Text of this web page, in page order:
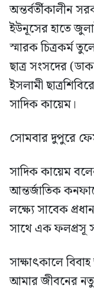
অন্তর্বর্তীকালীন
ইউনূসের হাতে
স্মারক চিত্রকর্ম
ছাত্র সংসদের
ইসলামী
সাদিক কায়েম।
সোমবার দুপুরে
সাদিক কায়েম
আন্তর্জাতিক
লক্ষ্যে সাবেক
সাথে এক ফলপ্রসূ
সাক্ষাৎকালে
আমার জীবনের